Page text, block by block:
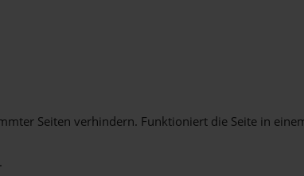
Seiten verhindern. Funktioniert die Seite in